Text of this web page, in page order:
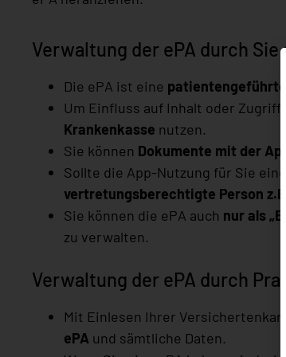
Verwaltung der ePA durch
Die ePA ist eine patientengeführte
Um Einfluss auf Inhalt oder
Krankenkasse nutzen.
Sie können Dokumente mit der
Sollte die App-Nutzung für Sie
vertretungsberechtigte Person
Sie können die ePA auch nur als
zu verwalten.
Verwaltung der ePA durch
Mit Einlesen Ihrer
ePA und sämtliche Daten.